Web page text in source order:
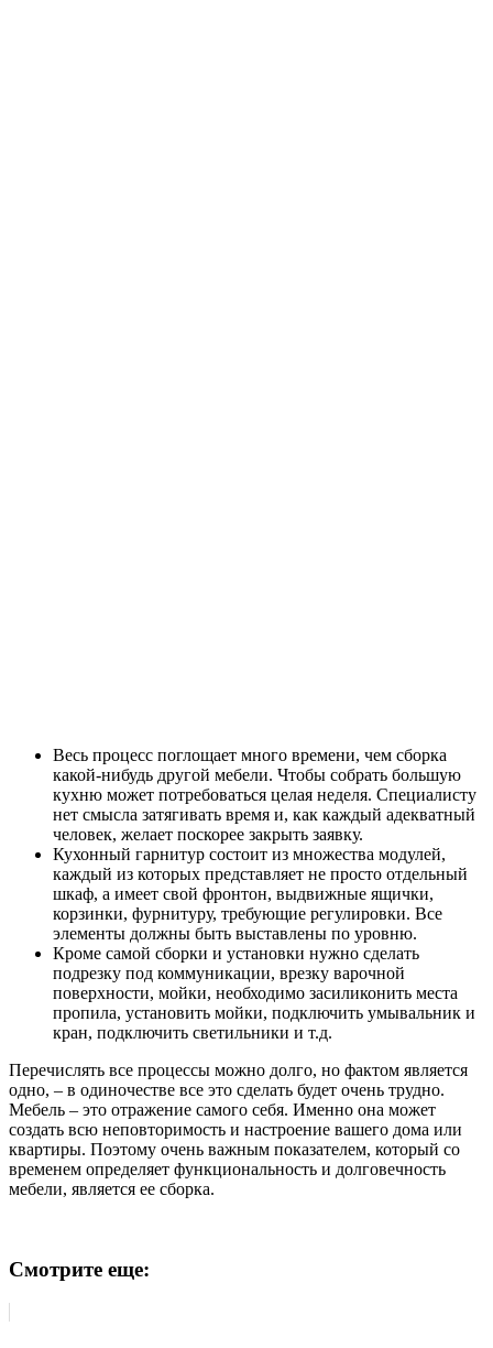
Весь процесс поглощает много времени, чем сборка
какой-нибудь другой мебели. Чтобы собрать большую
кухню может потребоваться целая неделя. Специалисту
нет смысла затягивать время и, как каждый адекватный
человек, желает поскорее закрыть заявку.
Кухонный гарнитур состоит из множества модулей,
каждый из которых представляет не просто отдельный
шкаф, а имеет свой фронтон, выдвижные ящички,
корзинки, фурнитуру, требующие регулировки. Все
элементы должны быть выставлены по уровню.
Кроме самой сборки и установки нужно сделать
подрезку под коммуникации, врезку варочной
поверхности, мойки, необходимо засиликонить места
пропила, установить мойки, подключить умывальник и
кран, подключить светильники и т.д.
Перечислять все процессы можно долго, но фактом является
одно, ‒ в одиночестве все это сделать будет очень трудно.
Мебель ‒ это отражение самого себя. Именно она может
создать всю неповторимость и настроение вашего дома или
квартиры. Поэтому очень важным показателем, который со
временем определяет функциональность и долговечность
мебели, является ее сборка.
Смотрите еще: